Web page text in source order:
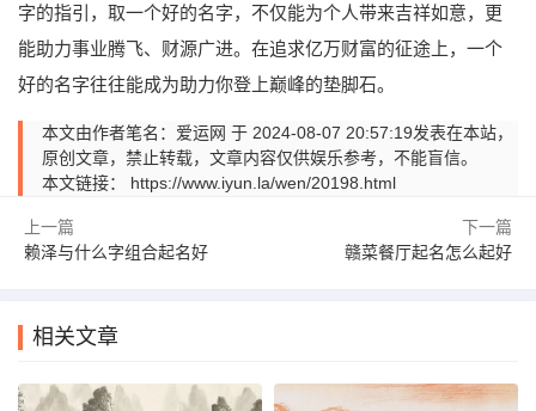
字的指引，取一个好的名字，不仅能为个人带来吉祥如意，更
能助力事业腾飞、财源广进。在追求亿万财富的征途上，一个
好的名字往往能成为助力你登上巅峰的垫脚石。
本文由作者笔名：爱运网 于 2024-08-07 20:57:19发表在本站，
原创文章，禁止转载，文章内容仅供娱乐参考，不能盲信。
本文链接： https://www.iyun.la/wen/20198.html
上一篇
赖泽与什么字组合起名好
下一篇
赣菜餐厅起名怎么起好
相关文章